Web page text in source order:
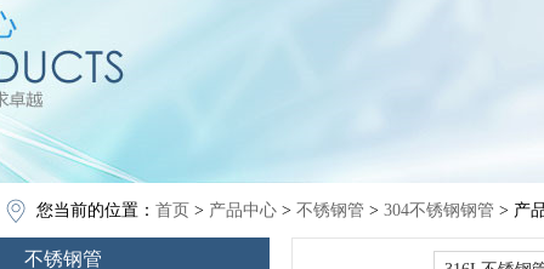
您当前的位置： 首页 > 产品中心 > 不锈钢管 > 304不锈钢钢管 > 产
不锈钢管